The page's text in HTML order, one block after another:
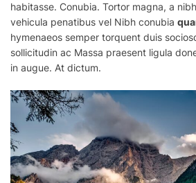
habitasse. Conubia. Tortor magna, a
vehicula penatibus vel Nibh conubia
hymenaeos semper torquent duis
sollicitudin ac Massa praesent ligula
in augue. At dictum.